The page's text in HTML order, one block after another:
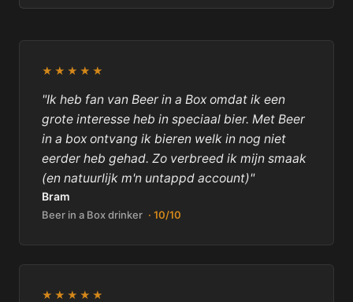
★★★★★
"Ik heb fan van Beer in a Box omdat ik een
grote interesse heb in speciaal bier. Met Beer
in a box ontvang ik bieren welk in nog niet
eerder heb gehad. Zo verbreed ik mijn smaak
(en natuurlijk m'n untappd account)"
Bram
Beer in a Box drinker · 10/10
★★★★★